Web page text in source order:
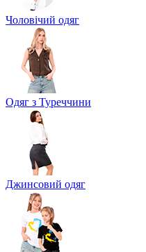
Чоловічий одяг
Одяг з Туреччини
Джинсовий одяг